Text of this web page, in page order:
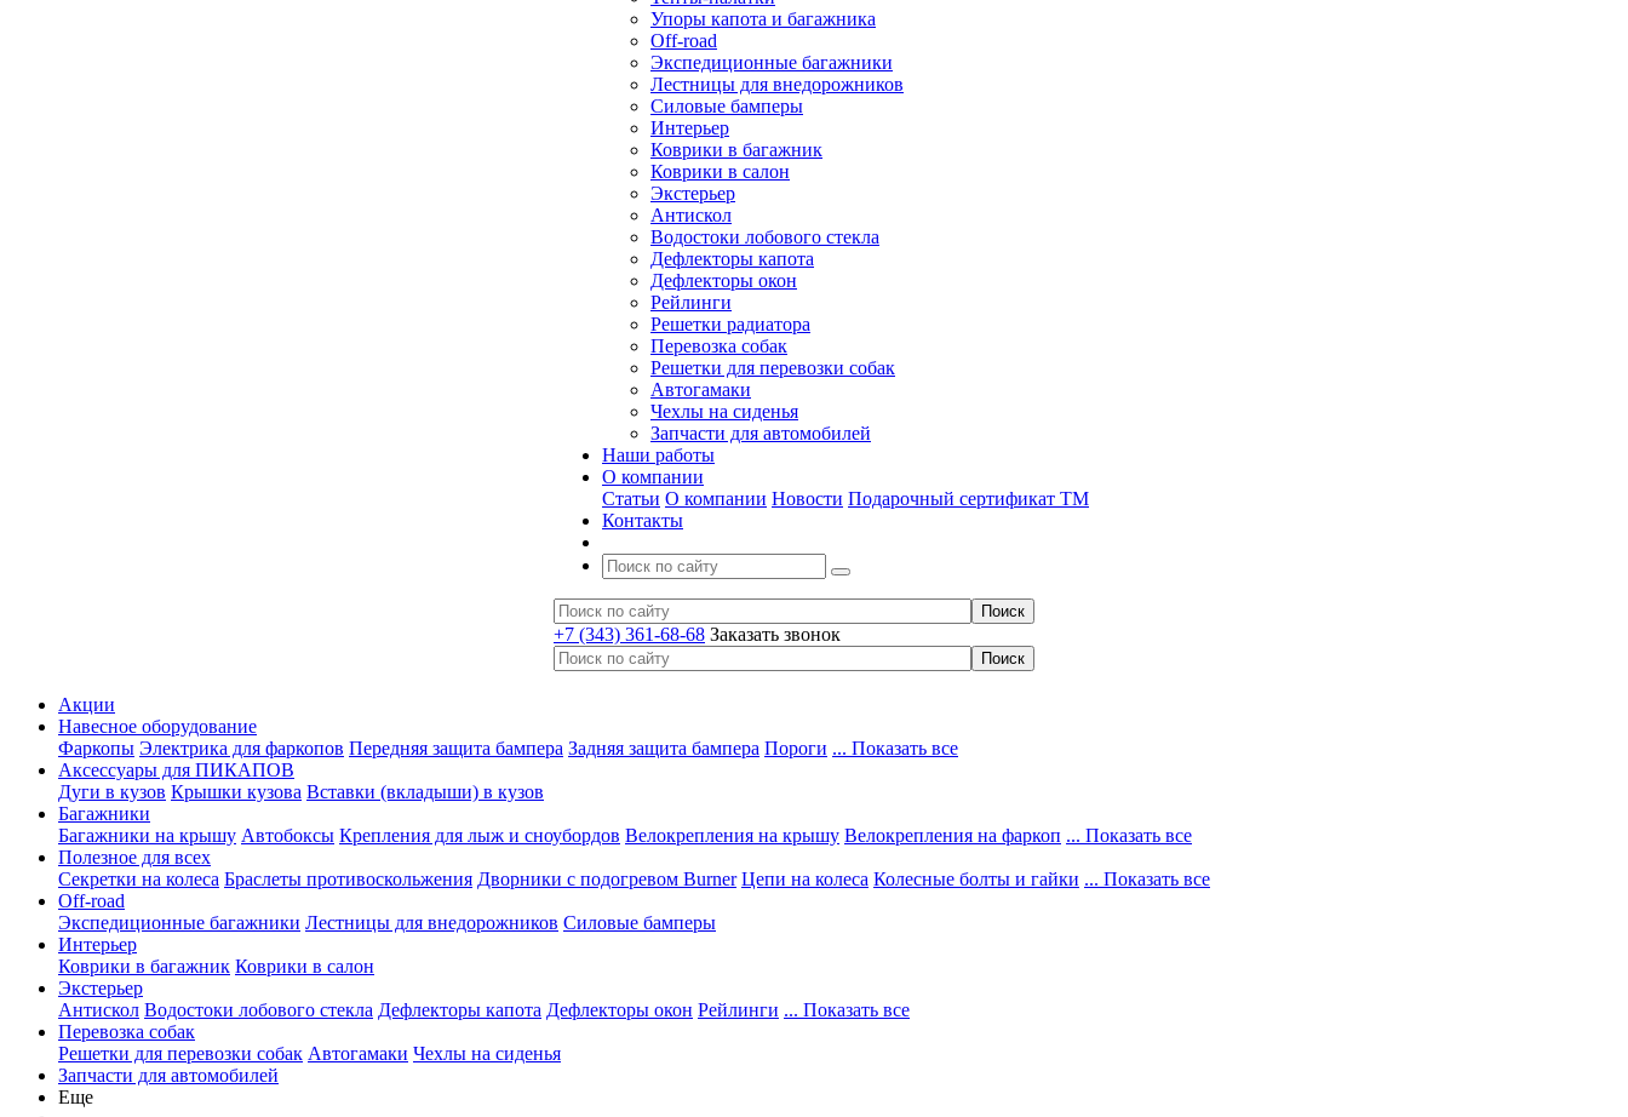
Упоры капота и багажника
Off-road
Экспедиционные багажники
Лестницы для внедорожников
Силовые бамперы
Интерьер
Коврики в багажник
Коврики в салон
Экстерьер
Антискол
Водостоки лобового стекла
Дефлекторы капота
Дефлекторы окон
Рейлинги
Решетки радиатора
Перевозка собак
Решетки для перевозки собак
Автогамаки
Чехлы на сиденья
Запчасти для автомобилей
Наши работы
О компании
Статьи О компании Новости Подарочный сертификат ТМ
Контакты
+7 (343) 361-68-68 Заказать звонок
Акции
Навесное оборудование
Фаркопы Электрика для фаркопов Передняя защита бампера Задняя защита бампера Пороги ... Показать все
Аксессуары для ПИКАПОВ
Дуги в кузов Крышки кузова Вставки (вкладыши) в кузов
Багажники
Багажники на крышу Автобоксы Крепления для лыж и сноубордов Велокрепления на крышу Велокрепления на фаркоп ... Показать все
Полезное для всех
Секретки на колеса Браслеты противоскольжения Дворники с подогревом Burner Цепи на колеса Колесные болты и гайки ... Показать все
Off-road
Экспедиционные багажники Лестницы для внедорожников Силовые бамперы
Интерьер
Коврики в багажник Коврики в салон
Экстерьер
Антискол Водостоки лобового стекла Дефлекторы капота Дефлекторы окон Рейлинги ... Показать все
Перевозка собак
Решетки для перевозки собак Автогамаки Чехлы на сиденья
Запчасти для автомобилей
Еще